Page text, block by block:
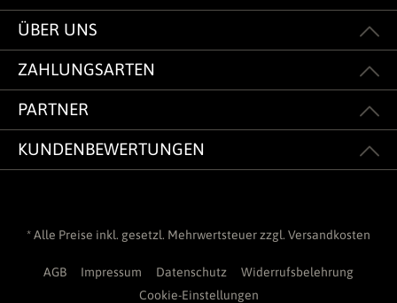
ÜBER UNS
ZAHLUNGSARTEN
PARTNER
KUNDENBEWERTUNGEN
* Alle Preise inkl. gesetzl. Mehrwertsteuer zzgl. Versandkosten
AGB Impressum Datenschutz
Widerrufsbelehrung
Cookie-Einstellungen